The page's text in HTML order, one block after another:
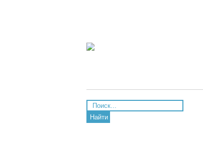
Найти